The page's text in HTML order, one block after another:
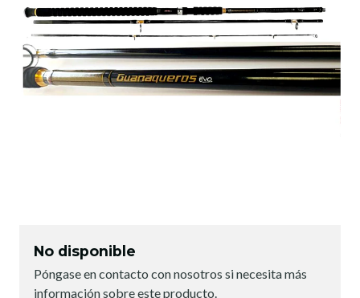
No disponible
Póngase en contacto con nosotros si necesita más
información sobre este producto.